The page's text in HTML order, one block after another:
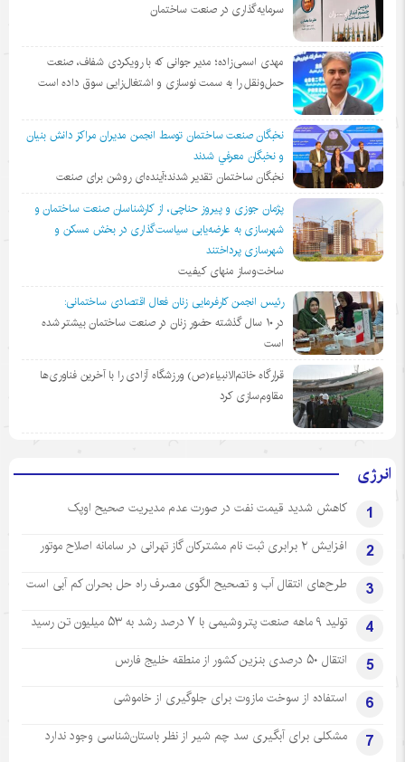
سرمایه‌گذاری در صنعت ساختمان
مهدی اسمی‌زاده؛ مدیر جوانی که با رویکردی شفاف، صنعت
حمل‌ونقل را به سمت نوسازی و اشتغال‌زایی سوق داده است
نخبگان صنعت ساختمان توسط انجمن مديران مراكز دانش بنيان
و نخبگان معرفي شدند
نخبگان ساختمان تقدیر شدند؛آینده‌ای روشن برای صنعت
پژمان جوزی و پیروز حناچی، از کارشناسان صنعت ساختمان و
شهرسازی به عارضه‌یابی سیاست‌گذاری در بخش مسکن و
شهرسازی پرداختند
ساخت‌وساز منهای کیفیت
رئیس انجمن کارفرمایی زنان فعال اقتصادی ساختمانی:
در ١٠ سال گذشته حضور زنان در صنعت ساختمان بیشتر شده
است
قرارگاه خاتم‌الانبیاء(ص) ورزشگاه آزادی را با آخرین فناوری‌ها
مقاوم‌سازی کرد
انرژی
1 کاهش شدید قیمت نفت در صورت عدم مدیریت صحیح اوپک
2 افزایش ۲ برابری ثبت نام مشترکان گاز تهرانی‌ در سامانه اصلاح موتور
3 طرح‌های انتقال آب و تصحیح الگوی مصرف راه حل بحران کم آبی است
4 تولید ۹ ماهه صنعت پتروشیمی با ۷ درصد رشد به ۵۳ میلیون تن رسید
5 انتقال ۵۰ درصدی بنزین کشور از منطقه خلیج فارس
6 استفاده از سوخت مازوت برای جلوگیری از خاموشی
7 مشکلی برای آبگیری سد چم شیر از نظر باستان‌شناسی وجود ندارد